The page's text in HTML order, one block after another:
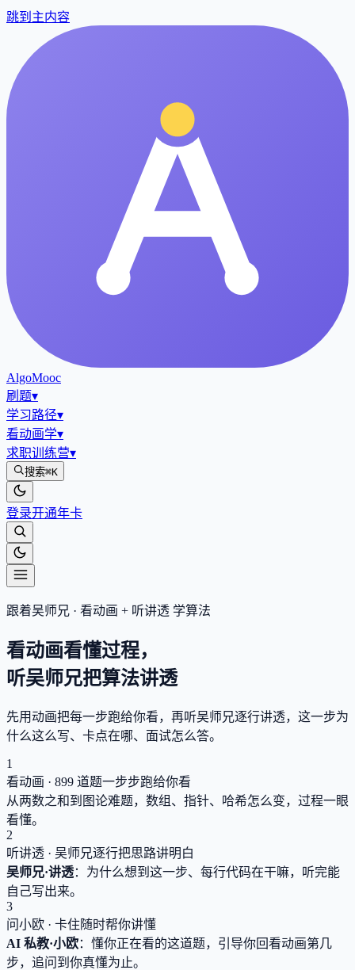
跳到主内容
AlgoMooc
刷题▾
学习路径▾
看动画学▾
求职训练营▾
搜索⌘K
登录开通年卡
跟着吴师兄 · 看动画 + 听讲透 学算法
看动画看懂过程，
听吴师兄把算法讲透
先用动画把每一步跑给你看，再听吴师兄逐行讲透，这一步为
什么这么写、卡点在哪、面试怎么答。
1
看动画 · 899 道题一步步跑给你看
从两数之和到图论难题，数组、指针、哈希怎么变，过程一眼
看懂。
2
听讲透 · 吴师兄逐行把思路讲明白
吴师兄·讲透：为什么想到这一步、每行代码在干嘛，听完能
自己写出来。
3
问小欧 · 卡住随时帮你讲懂
AI 私教·小欧：懂你正在看的这道题，引导你回看动画第几
步，追问到你真懂为止。